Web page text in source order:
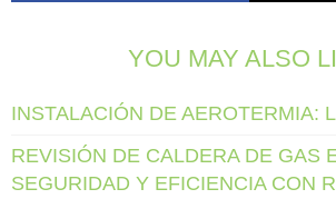
YOU MAY ALSO
INSTALACIÓN DE AEROTERMIA:
REVISIÓN DE CALDERA DE GAS
SEGURIDAD Y EFICIENCIA CON